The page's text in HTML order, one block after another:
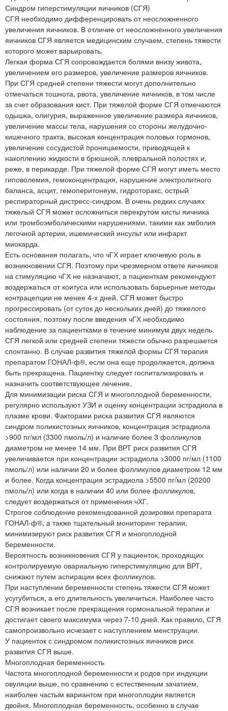
Синдром гиперстимуляции яичников (СГЯ)
СГЯ необходимо дифференцировать от неосложненного
увеличения яичников. В отличие от неосложненного увеличения
яичников СГЯ является медицинским случаем, степень тяжести
которого может варьировать.
Легкая форма СГЯ сопровождается болями внизу живота,
увеличением его размеров, увеличение размеров яичников.
При СГЯ средней степени тяжести могут дополнительно
отмечаться тошнота, рвота, увеличение яичников, в том числе
за счет образования кист. При тяжелой форме СГЯ отмечаются
одышка, олигурия, выраженное увеличение размера яичников,
увеличение массы тела, нарушения со стороны желудочно-
кишечного тракта, высокая концентрация половых гормонов,
увеличение сосудистой проницаемости, приводящей к
накоплению жидкости в брюшной, плевральной полостях и,
реже, в перикарде. При тяжелой форме СГЯ могут иметь место
гиповолемия, гемоконцентрация, нарушение электролитного
баланса, асцит, гемоперитонеум, гидроторакс, острый
респираторный дистресс-синдром. В очень редких случаях
тяжелый СГЯ может осложниться перекрутом кисты яичника
или тромбоэмболическими нарушениями, такими как эмболия
легочной артерии, ишемический инсульт или инфаркт
миокарда.
Есть основания полагать, что чГХ играет ключевую роль в
возникновении СГЯ. Поэтому при чрезмерном ответе яичников
на стимуляцию чГХ не назначают, а пациенткам рекомендуют
воздержаться от коитуса или использовать барьерные методы
контрацепции не менее 4-х дней. СГЯ может быстро
прогрессировать (от суток до нескольких дней) до тяжелого
состояния, поэтому после введения чГХ необходимо
наблюдение за пациентками в течение минимум двух недель.
СГЯ легкой или средней степени тяжести обычно разрешается
спонтанно. В случае развития тяжелой формы СГЯ терапия
препаратом ГОНАЛ-ф®, если она еще продолжается, должна
быть прекращена. Пациентку следует госпитализировать и
назначить соответствующее лечение.
Для минимизации риска СГЯ и многоплодной беременности,
регулярно используют УЗИ и оценку концентрации эстрадиола в
плазме крови. Факторами риска развития СГЯ являются
синдром поликистозных яичников, концентрация эстрадиола
>900 пг/мл (3300 пмоль/л) и наличие более 3 фолликулов
диаметром не менее 14 мм. При ВРТ риск развития СГЯ
увеличивается при концентрации эстрадиола >3000 пг/мл (1100
пмоль/л) или наличии 20 и более фолликулов диаметром 12 мм
и более. Когда концентрация эстрадиола >5500 пг/мл (20200
пмоль/л) или когда в наличии 40 или более фолликулов,
следует воздержаться от применения чХГ.
Строгое соблюдение рекомендованной дозировки препарата
ГОНАЛ-ф®, а также тщательный мониторинг терапии,
минимизируют риск развития СГЯ и многоплодной
беременности.
Вероятность возникновения СГЯ у пациенток, проходящих
контролируемую овариальную гиперстимуляцию для ВРТ,
снижают путем аспирации всех фолликулов.
При наступлении беременности степень тяжести СГЯ может
усугубиться, а его длительность увеличиться. Наиболее часто
СГЯ возникает после прекращения гормональной терапии и
достигает своего максимума через 7-10 дней. Как правило, СГЯ
самопроизвольно исчезает с наступлением менструации.
У пациенток с синдромом поликистозных яичников риск
развития СГЯ выше.
Многоплодная беременность
Частота многоплодной беременности и родов при индукции
овуляции выше, по сравнению с естественным зачатием,
наиболее частым вариантом при многоплодии является
двойня. Многоплодная беременность, особенно в случае